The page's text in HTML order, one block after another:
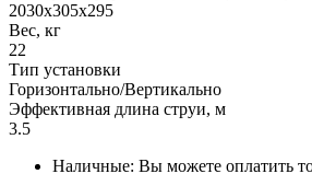
2030x305x295
Вес, кг
22
Тип установки
Горизонтально/Вертикально
Эффективная длина струи, м
3.5
Наличные: Вы можете оплатить